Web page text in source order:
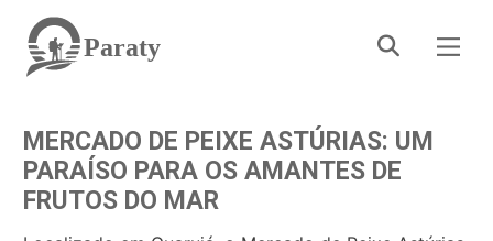
Paraty
MERCADO DE PEIXE ASTÚRIAS: UM
PARAÍSO PARA OS AMANTES DE
FRUTOS DO MAR